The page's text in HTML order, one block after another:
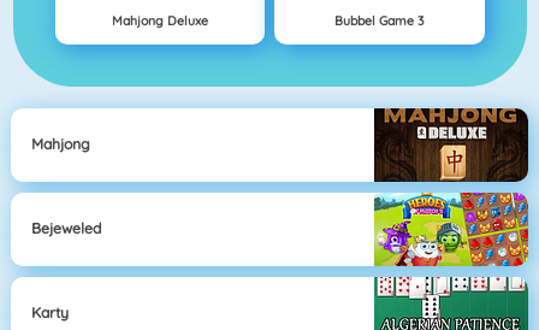
Mahjong Deluxe Bubbel Game 3
Mahjong
Bejeweled
Karty